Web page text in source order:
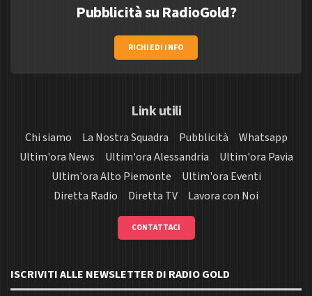
Pubblicità su RadioGold?
RICHIEDI INFO
Link utili
Chi siamo La Nostra Squadra Pubblicità
Whatsapp
Ultim'ora News
Ultim'ora Alessandria
Ultim'ora Pavia
Ultim'ora Alto Piemonte
Ultim'ora Eventi
Diretta Radio
Diretta TV Lavora con Noi
CONTATTACI
ISCRIVITI ALLE NEWSLETTER DI RADIO GOLD